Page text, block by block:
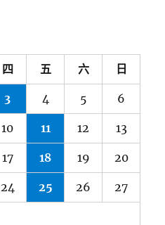
四 五 六 日
3 4 5 6
10 11 12 13
17 18 19 20
24 25 26 27